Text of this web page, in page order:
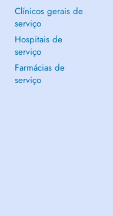
Clínicos gerais de
serviço
Hospitais de
serviço
Farmácias de
serviço